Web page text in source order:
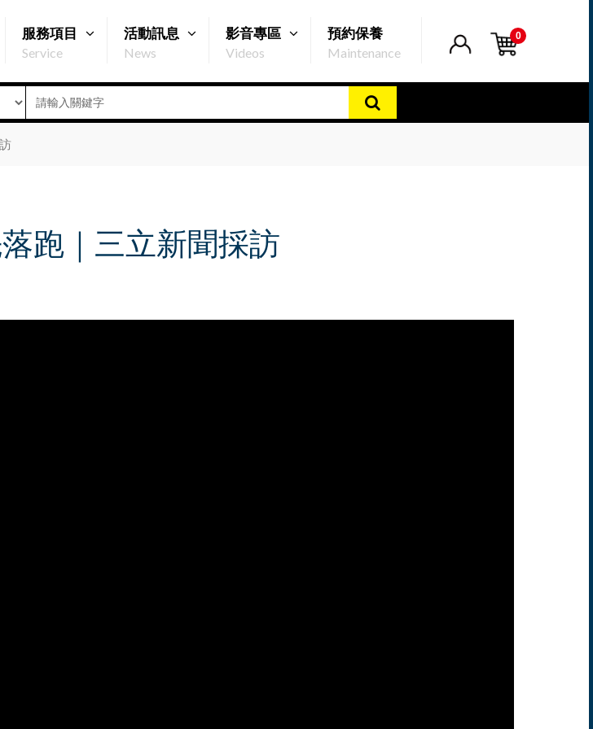
0
服務項目
Service
活動訊息
News
影音專區
Videos
預約保養
Maintenance
跑｜三立新聞採訪